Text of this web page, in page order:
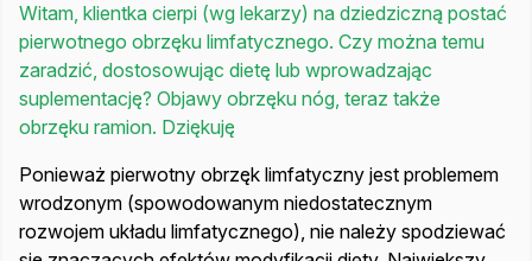
Witam, klientka cierpi (wg lekarzy) na dziedziczną postać
pierwotnego obrzęku limfatycznego. Czy można temu
zaradzić, dostosowując dietę lub wprowadzając
suplementację? Objawy obrzęku nóg, teraz także
obrzęku ramion. Dziękuję
Ponieważ pierwotny obrzęk limfatyczny jest problemem
wrodzonym (spowodowanym niedostatecznym
rozwojem układu limfatycznego), nie należy spodziewać